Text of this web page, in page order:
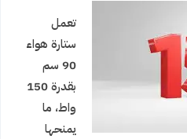
تعمل
ستارة هواء
90 سم
بقدرة 150
واط، ما
يمنحها